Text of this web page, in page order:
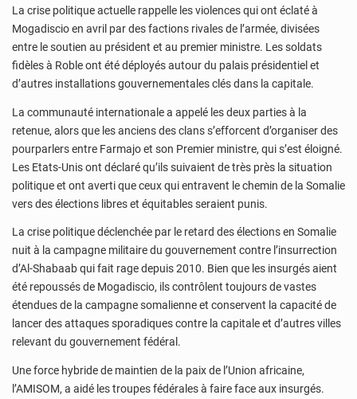
La crise politique actuelle rappelle les violences qui ont éclaté à
Mogadiscio en avril par des factions rivales de l’armée, divisées
entre le soutien au président et au premier ministre. Les soldats
fidèles à Roble ont été déployés autour du palais présidentiel et
d’autres installations gouvernementales clés dans la capitale.
La communauté internationale a appelé les deux parties à la
retenue, alors que les anciens des clans s’efforcent d’organiser des
pourparlers entre Farmajo et son Premier ministre, qui s’est éloigné.
Les Etats-Unis ont déclaré qu’ils suivaient de très près la situation
politique et ont averti que ceux qui entravent le chemin de la Somalie
vers des élections libres et équitables seraient punis.
La crise politique déclenchée par le retard des élections en Somalie
nuit à la campagne militaire du gouvernement contre l’insurrection
d’Al-Shabaab qui fait rage depuis 2010. Bien que les insurgés aient
été repoussés de Mogadiscio, ils contrôlent toujours de vastes
étendues de la campagne somalienne et conservent la capacité de
lancer des attaques sporadiques contre la capitale et d’autres villes
relevant du gouvernement fédéral.
Une force hybride de maintien de la paix de l’Union africaine,
l’AMISOM, a aidé les troupes fédérales à faire face aux insurgés.